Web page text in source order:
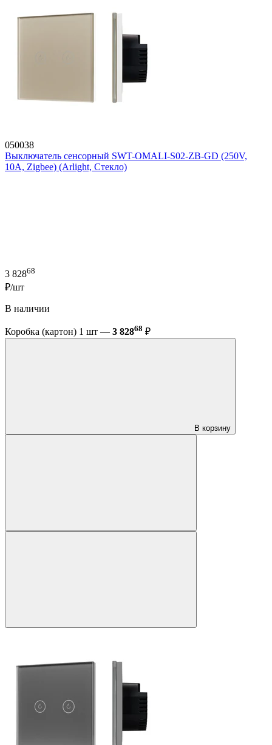
050038
Выключатель сенсорный SWT-OMALI-S02-ZB-GD (250V,
10A, Zigbee) (Arlight, Стекло)
3 82868
₽/шт
В наличии
Коробка (картон) 1 шт — 3 82868 ₽
В корзину